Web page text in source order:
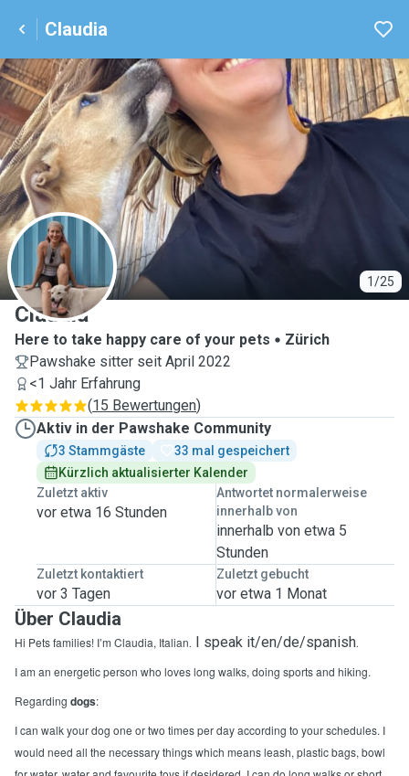
Claudia
1/25
C
Claudia
Here to take happy care of your pets
Zürich
Pawshake sitter seit April 2022
<1 Jahr Erfahrung
(15 Bewertungen)
Aktiv in der Pawshake Community
3 Stammgäste
33 mal gespeichert
Kürzlich aktualisierter Kalender
Zuletzt aktiv
vor etwa 16 Stunden
Antwortet normalerweise
innerhalb von
innerhalb von etwa 5
Stunden
Zuletzt kontaktiert
vor 3 Tagen
Zuletzt gebucht
vor etwa 1 Monat
Über Claudia
Hi Pets families! I’m Claudia, Italian. I speak it/en/de/spanish.
I am an energetic person who loves long walks, doing sports and hiking.
Regarding dogs:
I can walk your dog one or two times per day according to your schedules. I
would need all the necessary things which means leash, plastic bags, bowl